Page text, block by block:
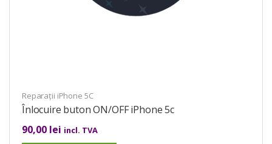
Reparații iPhone 5C
Înlocuire buton ON/OFF iPhone 5c
90,00 lei incl. TVA